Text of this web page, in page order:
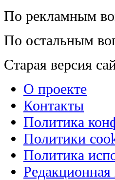
По рекламным
По остальным
Старая версия
О проекте
Контакты
Политика
Политики
Политика
Редакционная